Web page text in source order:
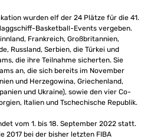
wurden elf der 24 Plätze für die 41.
Basketball-Events vergeben.
Frankreich, Großbritannien,
Russland, Serbien, die Türkei und
die ihre Teilnahme sicherten. Sie
an, die sich bereits im November
und Herzegowina, Griechenland,
und Ukraine), sowie den vier Co-
Italien und Tschechische Republik.
vom 1. bis 18. September 2022 statt.
2017 bei der bisher letzten FIBA